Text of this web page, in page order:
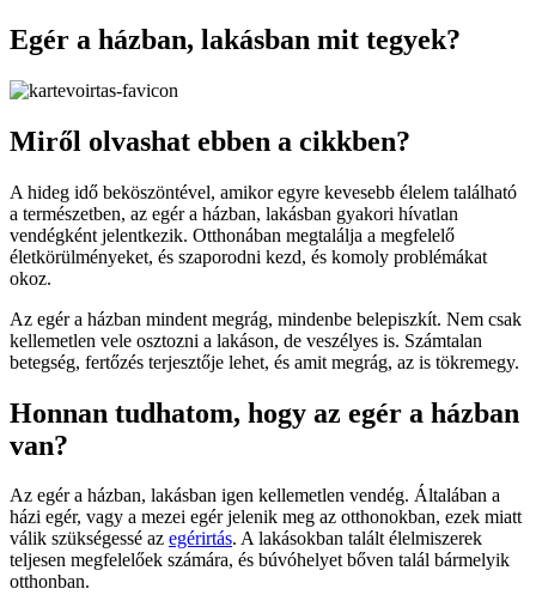
Egér a házban, lakásban mit tegyek?
Miről olvashat ebben a cikkben?
A hideg idő beköszöntével, amikor egyre kevesebb élelem található
a természetben, az egér a házban, lakásban gyakori hívatlan
vendégként jelentkezik. Otthonában megtalálja a megfelelő
életkörülményeket, és szaporodni kezd, és komoly problémákat
okoz.
Az egér a házban mindent megrág, mindenbe belepiszkít. Nem csak
kellemetlen vele osztozni a lakáson, de veszélyes is. Számtalan
betegség, fertőzés terjesztője lehet, és amit megrág, az is tökremegy.
Honnan tudhatom, hogy az egér a házban
van?
Az egér a házban, lakásban igen kellemetlen vendég. Általában a
házi egér, vagy a mezei egér jelenik meg az otthonokban, ezek miatt
válik szükségessé az egérirtás. A lakásokban talált élelmiszerek
teljesen megfelelőek számára, és búvóhelyet bőven talál bármelyik
otthonban.